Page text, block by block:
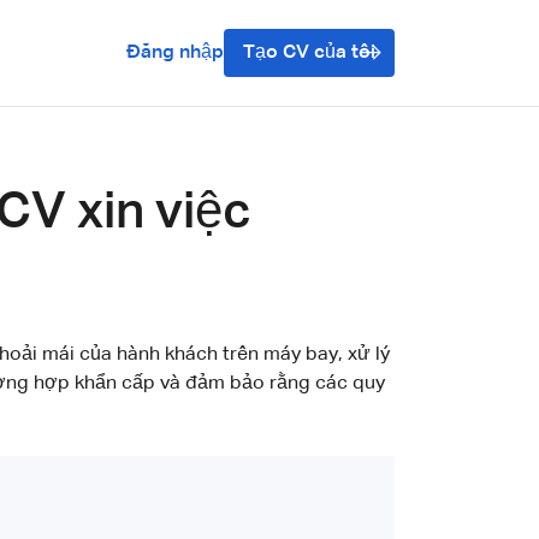
Đăng nhập Tạo CV của tôi
xin việc
mái của hành khách trên máy bay, xử lý
hợp khẩn cấp và đảm bảo rằng các quy